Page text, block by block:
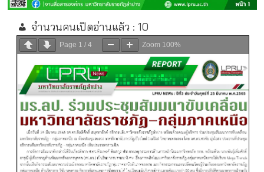
จำนวนคนเปิดอ่านแล้ว : 10
Page 1 / 4 Zoom 100%